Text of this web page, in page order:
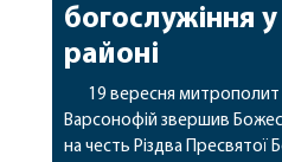
богослужіння
районі
19 вересня митрополит
Варсонофій звершив
на честь Різдва Пресвятої